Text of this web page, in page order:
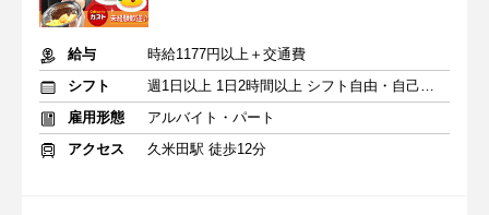
給与
時給1177円以上＋交通費
シフト
週1日以上 1日2時間以上 シフト自由・自己申告
雇用形態
アルバイト・パート
アクセス
久米田駅 徒歩12分